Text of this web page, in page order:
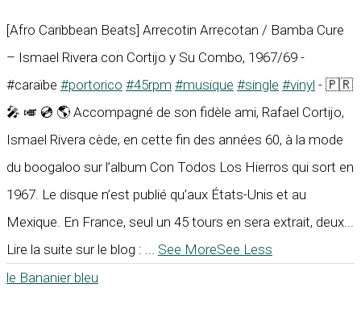
[Afro Caribbean Beats] Arrecotin Arrecotan / Bamba Cure
– Ismael Rivera con Cortijo y Su Combo, 1967/69 -
#caraïbe #portorico #45rpm #musique #single #vinyl - 🇵🇷
🎤 🎺 💿 🌎 Accompagné de son fidèle ami, Rafael Cortijo,
Ismael Rivera cède, en cette fin des années 60, à la mode
du boogaloo sur l’album Con Todos Los Hierros qui sort en
1967. Le disque n’est publié qu’aux États-Unis et au
Mexique. En France, seul un 45 tours en sera extrait, deux...
Lire la suite sur le blog :
See MoreSee Less
le Bananier bleu